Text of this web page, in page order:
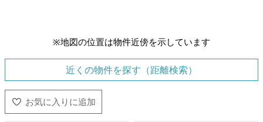
※地図の位置は物件近傍を示しています
近くの物件を探す（距離検索）